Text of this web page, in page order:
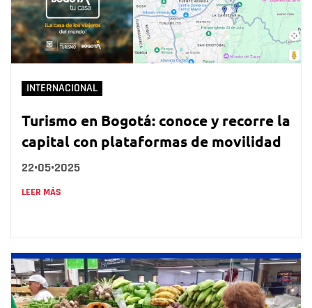
INTERNACIONAL
Turismo en Bogotá: conoce y recorre la
capital con plataformas de movilidad
22•05•2025
LEER MÁS